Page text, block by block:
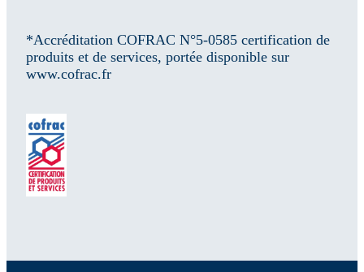
*Accréditation COFRAC N°5-0585 certification de
produits et de services, portée disponible sur
www.cofrac.fr